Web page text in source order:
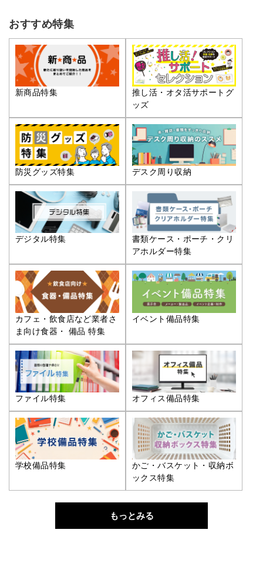
おすすめ特集
新商品特集
推し活・オタ活サポートグ
ッズ
防災グッズ特集 デスク周り収納
デジタル特集
書類ケース・ポーチ・クリ
アホルダー特集
カフェ・飲食店など業者さ
ま向け食器・ 備品 特集
イベント備品特集
ファイル特集 オフィス備品特集
学校備品特集
かご・バスケット・収納ボ
ックス特集
もっとみる